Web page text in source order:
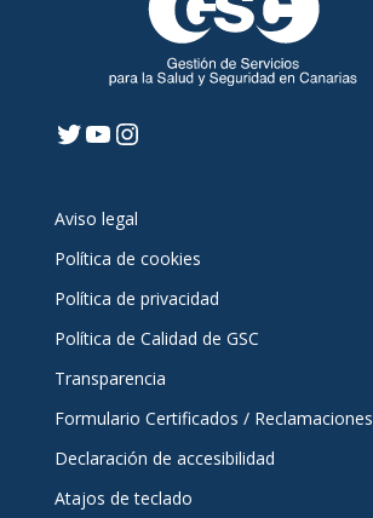
Twitter
YouTube
Instagram
Aviso legal
Política de cookies
Política de privacidad
Política de Calidad de GSC
Transparencia
Formulario Certificados / Reclamaciones
Declaración de accesibilidad
Atajos de teclado